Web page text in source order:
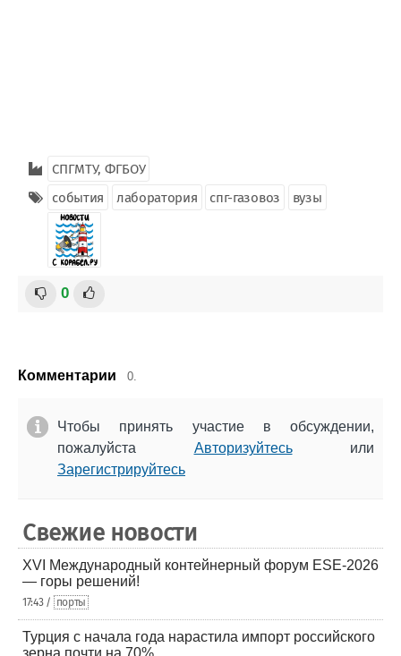
СПГМТУ, ФГБОУ
события
лаборатория спг-газовоз вузы
0
Комментарии 0.
Чтобы принять участие в обсуждении,
пожалуйста Авторизуйтесьили
Зарегистрируйтесь
Свежие новости
XVI Международный контейнерный форум ESE-2026
— горы решений!
17:43 / порты
Турция с начала года нарастила импорт российского
зерна почти на 70%